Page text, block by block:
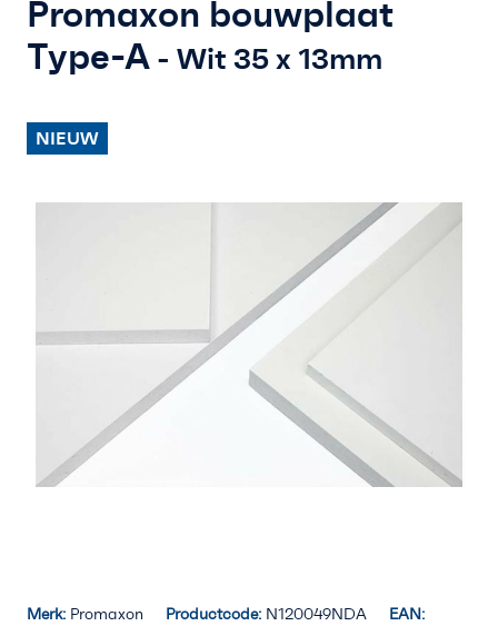
Offerte aanvragen
Promaxon bouwplaat
Type-A - Wit 35 x 13mm
NIEUW
Merk: Promaxon Productcode: N120049NDA EAN: